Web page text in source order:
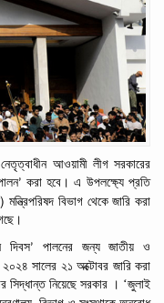
আওয়ামী লীগ সরকারের
’ করা হবে। এ উপলক্ষ্যে প্রতি
)মন্ত্রিপরিষদ বিভাগ থেকে জারি করা
দিবস’ পালনের জন্য জাতীয়
ও
২০২৪ সালের ২১ অক্টোবর জারি করা
সিদ্ধান্ত নিয়েছে সরকার । ‘জুলাই